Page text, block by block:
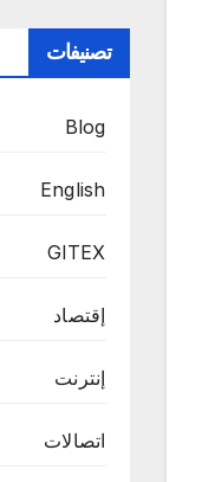
تصنيفات
Blog
English
GITEX
إقتصاد
إنترنت
اتصالات